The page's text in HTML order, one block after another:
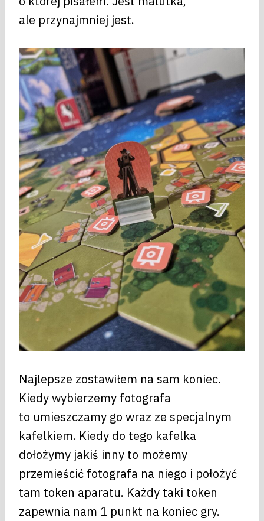
ale przynajmniej jest.
Najlepsze zostawiłem na sam koniec.
Kiedy wybierzemy fotografa
to umieszczamy go wraz ze specjalnym
kafelkiem. Kiedy do tego kafelka
dołożymy jakiś inny to możemy
przemieścić fotografa na niego i położyć
tam token aparatu. Każdy taki token
zapewnia nam 1 punkt na koniec gry.